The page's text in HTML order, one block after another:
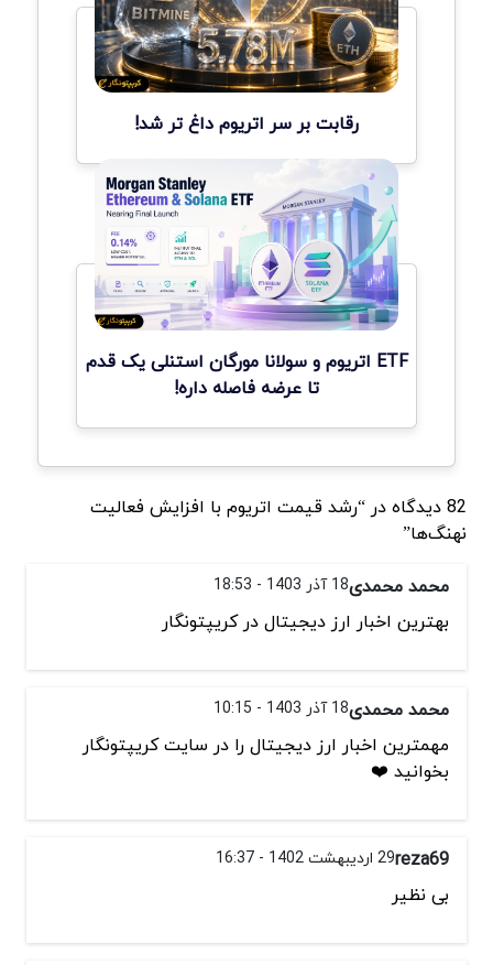
رقابت بر سر اتریوم داغ تر شد!
ETF اتریوم و سولانا مورگان استنلی یک قدم
تا عرضه فاصله داره!
82 دیدگاه در “رشد قیمت اتریوم با افزایش فعالیت
نهنگ‌ها”
محمد محمدی18 آذر 1403 - 18:53
بهترین اخبار ارز دیجیتال در کریپتونگار
محمد محمدی18 آذر 1403 - 10:15
مهمترین اخبار ارز دیجیتال را در سایت کریپتونگار
بخوانید ❤️
reza6929 اردیبهشت 1402 - 16:37
بی نظیر